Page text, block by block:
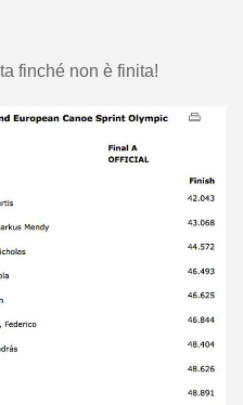
finché non è finita!